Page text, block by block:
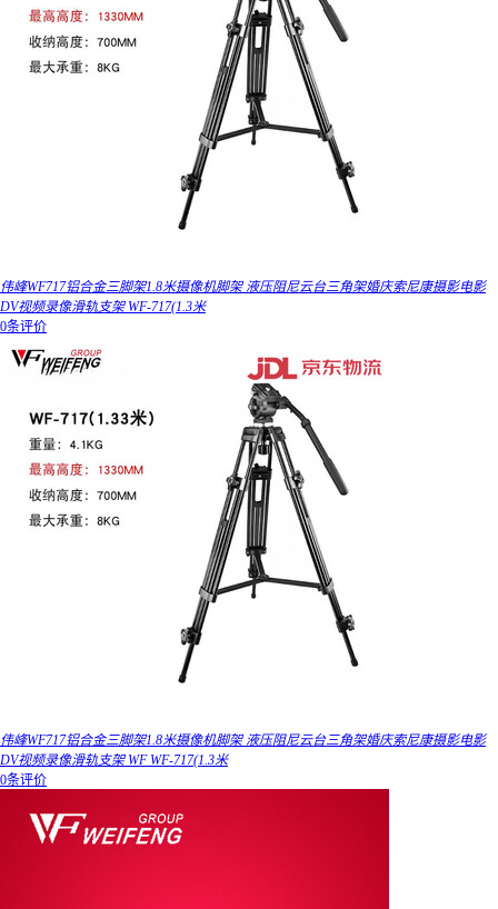
伟峰WF717铝合金三脚架1.8米摄像机脚架 液压阻尼云台三角架婚庆索尼康摄影电影
DV视频录像滑轨支架 WF-717(1.3米
0条评价
伟峰WF717铝合金三脚架1.8米摄像机脚架 液压阻尼云台三角架婚庆索尼康摄影电影
DV视频录像滑轨支架 WF WF-717(1.3米
0条评价